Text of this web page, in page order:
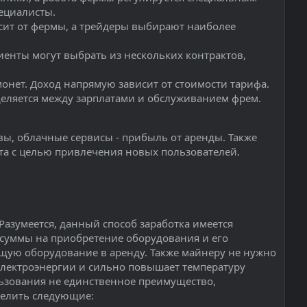
от фермы, а трейдеры выбирают наиболее
могут выбрать из нескольких контрактов,
Доход напрямую зависит от стоимости тарифа.
между зарплатами и обслуживанием фрем.
облачные сервисы - прибыль от аренды. Также
с целью привлечения новых пользователей.
данный способ заработка имеется
на приобретение оборудования и его
оборудование в аренду. Также майнеру не нужно
и сильно повышает температуру
не единственное преимущество,
следующие: